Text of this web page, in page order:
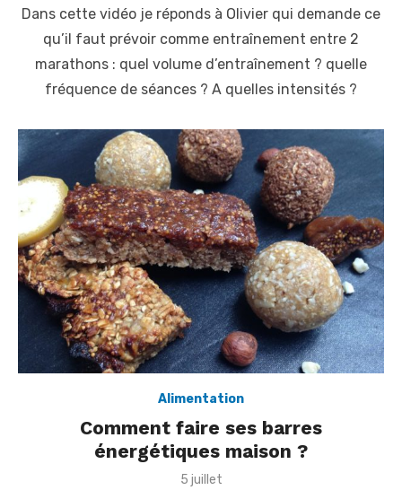
s
e
d
n
Dans cette vidéo je réponds à Olivier qui demande ce
qu’il faut prévoir comme entraînement entre 2
marathons : quel volume d’entraînement ? quelle
fréquence de séances ? A quelles intensités ?
Alimentation
Comment faire ses barres
énergétiques maison ?
P
5 juillet